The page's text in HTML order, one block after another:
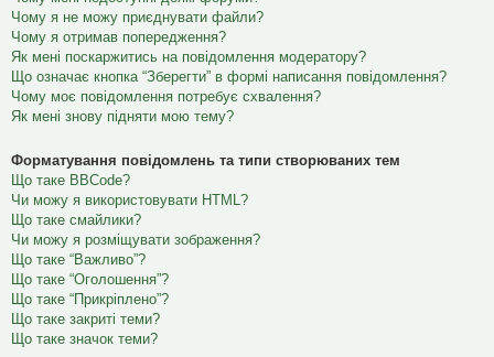
Чому я не можу приєднувати файли?
Чому я отримав попередження?
Як мені поскаржитись на повідомлення модератору?
Що означає кнопка “Зберегти” в формі написання повідомлення?
Чому моє повідомлення потребує схвалення?
Як мені знову підняти мою тему?
Форматування повідомлень та типи створюваних тем
Що таке BBCode?
Чи можу я використовувати HTML?
Що таке смайлики?
Чи можу я розміщувати зображення?
Що таке “Важливо”?
Що таке “Оголошення”?
Що таке “Прикріплено”?
Що таке закриті теми?
Що таке значок теми?